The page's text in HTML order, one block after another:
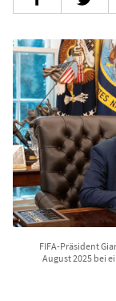
FIFA-Präsident
August 2025 bei